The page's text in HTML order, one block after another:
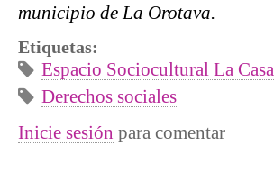
municipio de La Orotava.
Etiquetas:
Espacio Sociocultural La Casa
Derechos sociales
Inicie sesión para comentar